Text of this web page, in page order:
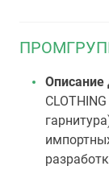
Описание